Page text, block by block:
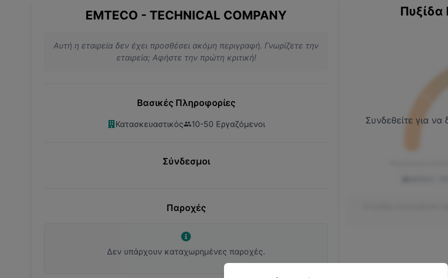
EMTECO - TECHNICAL COMPANY
Αυτή η εταιρεία δεν έχει προσθέσει ακόμη περιγραφή. Γνωρίζετε την
εταιρεία; Αφήστε την πρώτη κριτική!
Βασικές Πληροφορίες
Κατασκευαστικός 10-50 Εργαζόμενοι
Σύνδεσμοι
Παροχές
Δεν υπάρχουν καταχωρημένες παροχές.
Πυξίδα
Συνδεθείτε για να